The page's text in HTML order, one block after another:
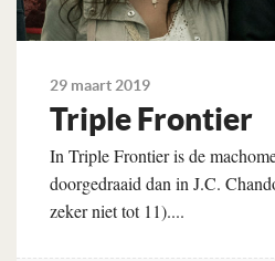
29 maart 2019
Triple Frontier
In Triple Frontier is de
doorgedraaid dan in J.C.
zeker niet tot 11)....